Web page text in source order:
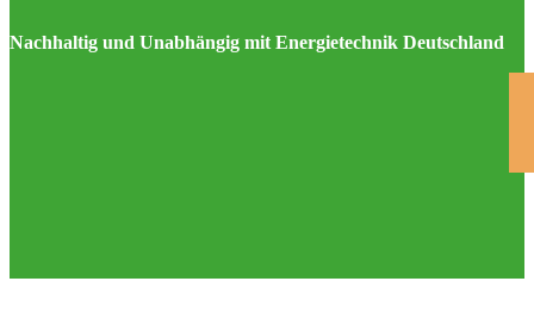
Nachhaltig und Unabhängig mit Energietechnik Deutschland